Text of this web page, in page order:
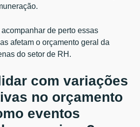
de perto essas
afetam o orçamento geral da
do setor de RH.
com variações
no orçamento
eventos